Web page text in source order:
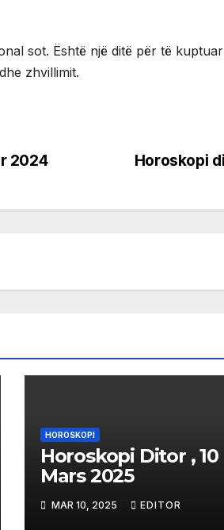
sot. Është një ditë për të
zhvillimit.
Horoskopi
2024
HOROSKOPI
Horoskopi Ditor , 10
Mars 2025
MAR 10, 2025 EDITOR